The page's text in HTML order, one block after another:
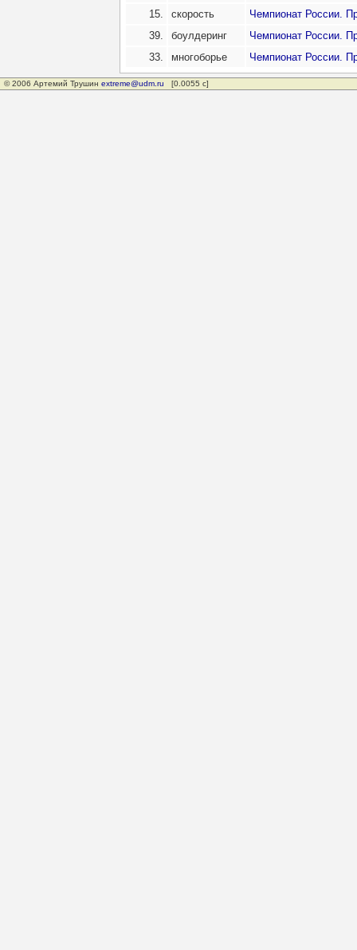
15.
скорость
Чемпионат России.
39.
боулдеринг
Чемпионат России.
33.
многоборье Чемпионат России.
© 2006 Артемий Трушин extreme@udm.ru [0.0055 с]